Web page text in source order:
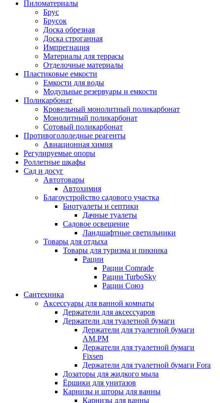
Пиломатериалы
Брус
Брусок
Доска обрезная
Доска строганная
Импрегнация
Материалы для террасы
Отделочные материалы
Пластиковые емкости
Емкости для воды
Модульные резервуары и емкости
Поликарбонат
Кровельный монолитный поликарбонат
Монолитный поликарбонат
Сотовый поликарбонат
Противогололедные реагенты
Авиационная химия
Регулируемые опоры
Роллетные шкафы
Сад и досуг
Автотовары
Автохимия
Благоустройство садового участка
Биотуалеты и септики
Дачные туалеты
Садовое освещение
Ландшафтные светильники
Товары для отдыха
Товары для туризма и пикника
Рации
Рации Comrade
Рации TurboSky
Рации Союз
Сантехника
Аксессуары для ванной комнаты
Держатели для аксессуаров
Держатели для туалетной бумаги
Держатели для туалетной бумаги
AM.PM
Держатели для туалетной бумаги
Fixsen
Держатели для туалетной бумаги Fora
Дозаторы для жидкого мыла
Ёршики для унитазов
Карнизы и шторы для ванны
Карнизы для ванны